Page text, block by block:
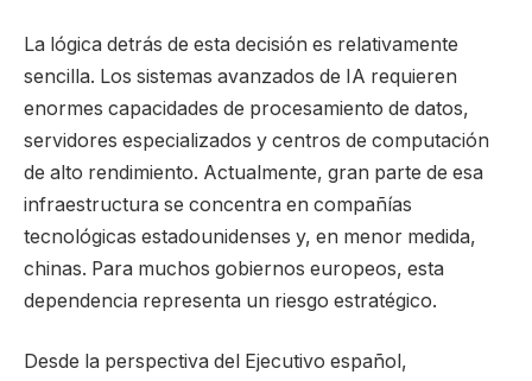
La lógica detrás de esta decisión es relativamente
sencilla. Los sistemas avanzados de IA requieren
enormes capacidades de procesamiento de datos,
servidores especializados y centros de computación
de alto rendimiento. Actualmente, gran parte de esa
infraestructura se concentra en compañías
tecnológicas estadounidenses y, en menor medida,
chinas. Para muchos gobiernos europeos, esta
dependencia representa un riesgo estratégico.
Desde la perspectiva del Ejecutivo español,